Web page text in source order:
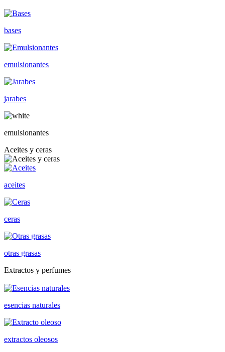
bases
emulsionantes
jarabes
emulsionantes
Aceites y ceras
aceites
ceras
otras grasas
Extractos y perfumes
esencias naturales
extractos oleosos